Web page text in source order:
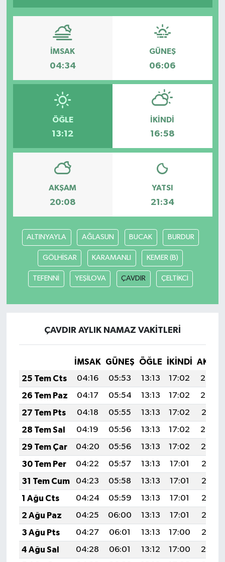
İMSAK
04:34
GÜNEŞ
06:06
ÖĞLE
13:12
İKINDI
16:58
AKŞAM
20:08
YATSI
21:34
ALTINYAYLA AĞLASUN BUCAK BURDUR
GÖLHİSAR KARAMANLI KEMER (B)
TEFENNİ YEŞİLOVA ÇAVDIR ÇELTİKCİ
ÇAVDIR AYLIK NAMAZ VAKITLERI
İMSAK GÜNEŞ ÖĞLE İKINDI
25 Tem Cts
04:16 05:53 13:13 17:02
20:22
26 Tem Paz
04:17 05:54 13:13 17:02
20:22
27 Tem Pts
04:18 05:55 13:13 17:02
20:21
28 Tem Sal
04:19 05:56 13:13 17:02
20:20
29 Tem Çar
04:20 05:56 13:13 17:02
20:19
30 Tem Per
04:22 05:57 13:13 17:01
20:18
31 Tem Cum
04:23 05:58 13:13 17:01
20:17
1 Ağu Cts
04:24 05:59 13:13 17:01
20:16
2 Ağu Paz
04:25 06:00 13:13 17:01
20:16
3 Ağu Pts
04:27 06:01 13:13 17:00
20:15
4 Ağu Sal
04:28 06:01 13:12 17:00
20:14